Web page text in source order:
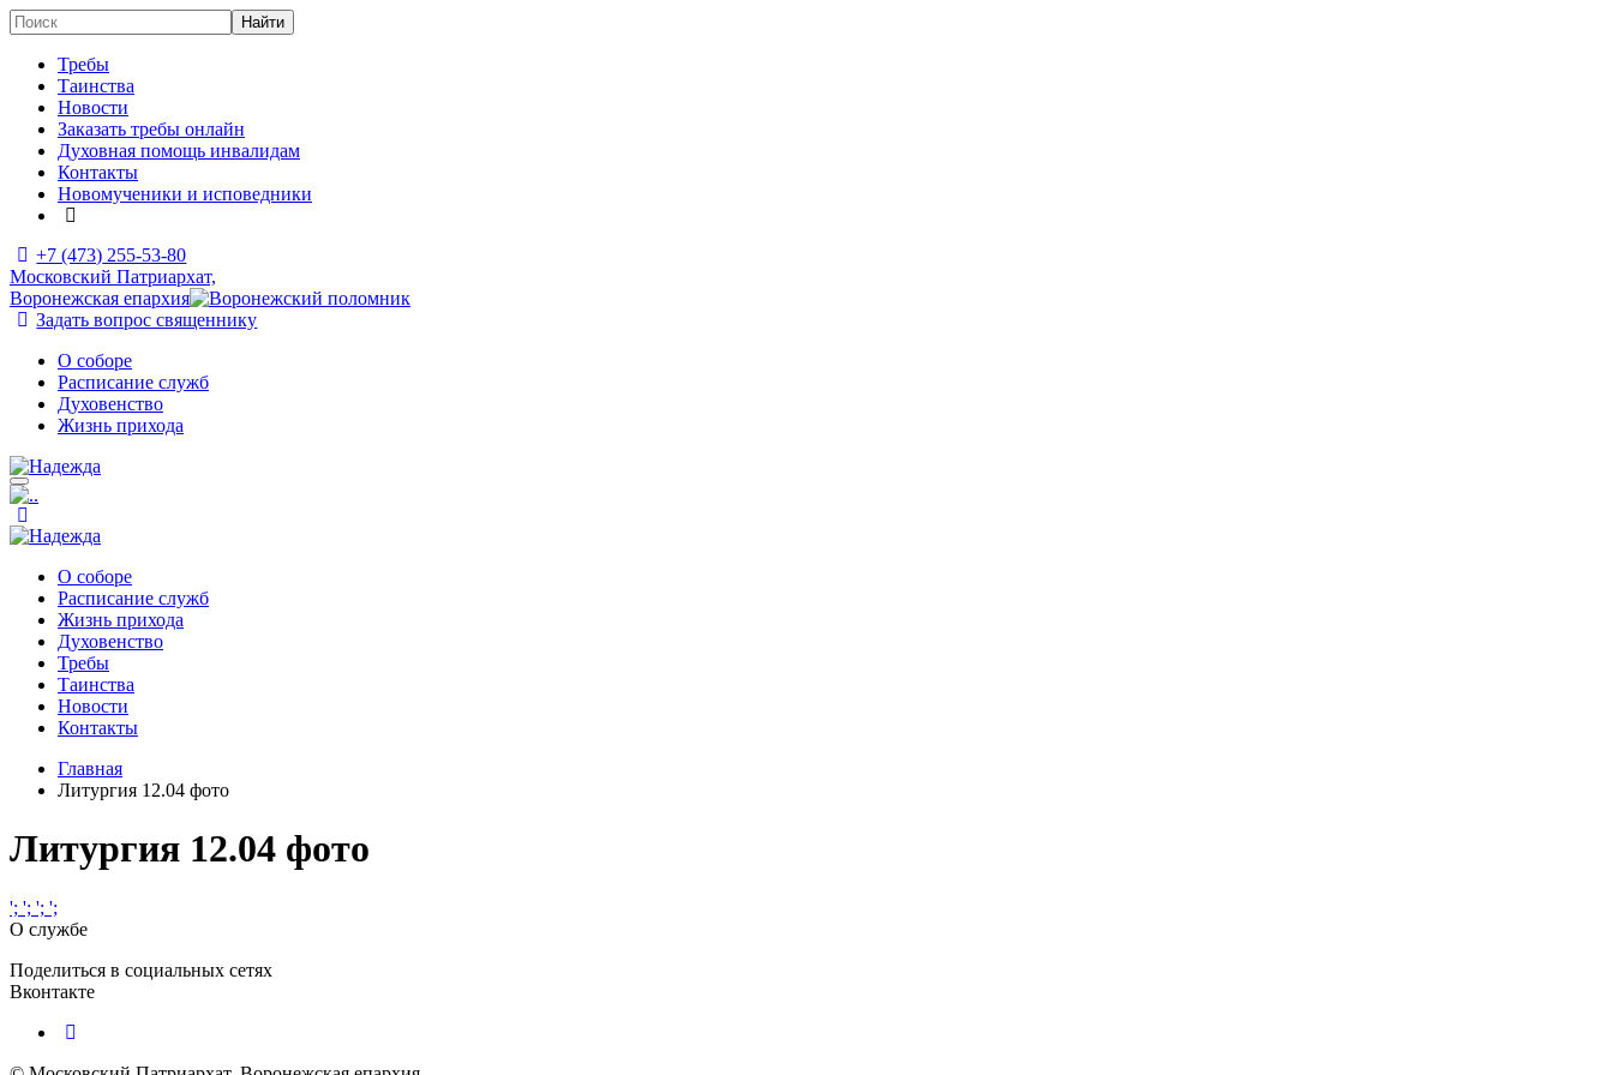
Требы
Таинства
Новости
Заказать требы онлайн
Духовная помощь инвалидам
Контакты
Новомученики и исповедники
+7 (473) 255-53-80
Московский Патриархат,
Воронежская епархия
Задать вопрос священнику
О соборе
Расписание служб
Духовенство
Жизнь прихода
О соборе
Расписание служб
Жизнь прихода
Духовенство
Требы
Таинства
Новости
Контакты
Главная
Литургия 12.04 фото
Литургия 12.04 фото
'; '; '; ';
О службе
Поделиться в социальных сетях
Вконтакте